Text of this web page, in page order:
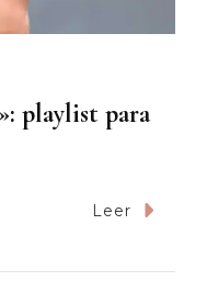
playlist para
Leer